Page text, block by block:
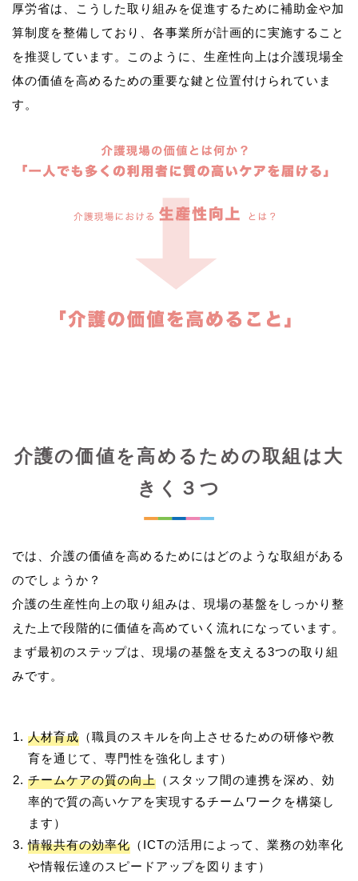
厚労省は、こうした取り組みを促進するために補助金や加
算制度を整備しており、各事業所が計画的に実施すること
を推奨しています。このように、生産性向上は介護現場全
体の価値を高めるための重要な鍵と位置付けられていま
介護の価値を高めるための取組は大
きく３つ
では、介護の価値を高めるためにはどのような取組がある
のでしょうか？
介護の生産性向上の取り組みは、現場の基盤をしっかり整
えた上で段階的に価値を高めていく流れになっています。
まず最初のステップは、現場の基盤を支える3つの取り組
人材育成 （職員のスキルを向上させるための研修や教
育を通じて、専門性を強化します）
チームケアの質の向上 （スタッフ間の連携を深め、効
率的で質の高いケアを実現するチームワークを構築し
ます）
情報共有の効率化 （ICTの活用によって、業務の効率化
や情報伝達のスピードアップを図ります）